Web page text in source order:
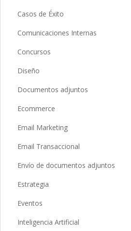
Casos de Éxito
Comunicaciones Internas
Concursos
Diseño
Documentos adjuntos
Ecommerce
Email Marketing
Email Transaccional
Envío de documentos adjuntos
Estrategia
Eventos
Inteligencia Artificial